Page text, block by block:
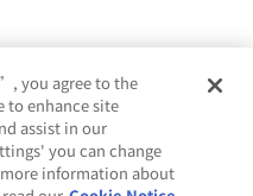
you agree to the
to enhance site
assist in our
you can change
information about